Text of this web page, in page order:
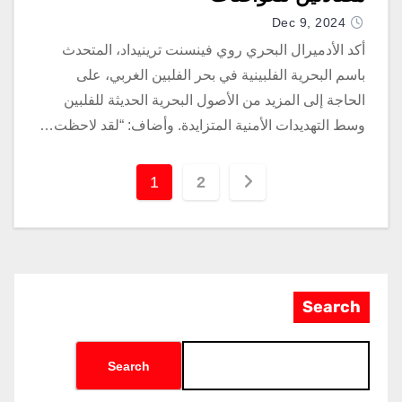
Dec 9, 2024
أكد الأدميرال البحري روي فينسنت ترينيداد، المتحدث
باسم البحرية الفلبينية في بحر الفلبين الغربي، على
الحاجة إلى المزيد من الأصول البحرية الحديثة للفلبين
وسط التهديدات الأمنية المتزايدة. وأضاف: “لقد لاحظت…
1 2
Search
Search